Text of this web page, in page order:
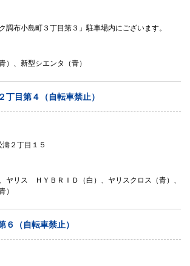
調布小島町３丁目第３」駐車場内にございます。
）、新型シエンタ（青）
丁目第４（自転車禁止）
２丁目１５
ヤリス ＨＹＢＲＩＤ（白）、ヤリスクロス（青）、
）
６（自転車禁止）